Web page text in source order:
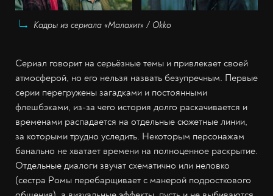
Кадры из сериала «Малахит» / Okko
Сериал говорит на серьёзные темы и привлекает своей
атмосферой, но его нельзя назвать безупречным. Первые
серии перегружены загадками и постоянными
флешбэками, из-за чего история долго раскачивается и
временами распадается на отдельные сюжетные линии,
за которыми трудно уследить. Некоторым персонажам
банально не хватает времени на полноценное раскрытие.
Отдельные диалоги звучат схематично или неловко
(сестра Ромы перебарщивает с манерой подросткового